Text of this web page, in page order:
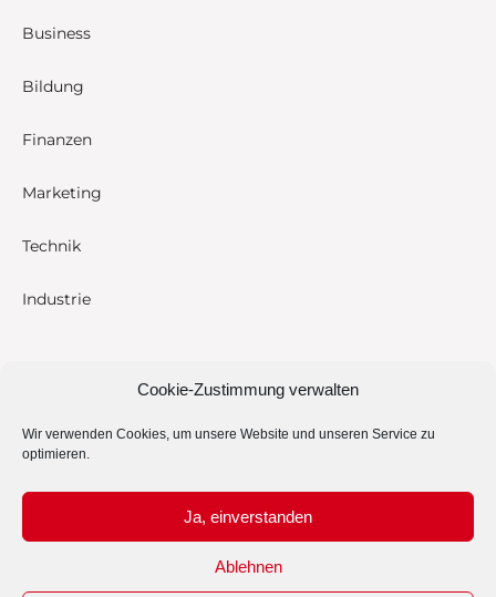
Cookie-Zustimmung verwalten
Wir verwenden Cookies, um unsere Website und unseren Service zu
optimieren.
Ja, einverstanden
Ablehnen
Business
Bildung
Finanzen
Marketing
Technik
Industrie
Datenschutz Haftungsausschluss